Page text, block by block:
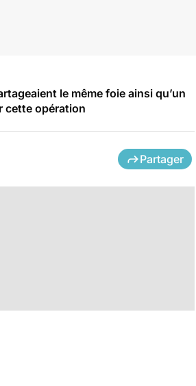
le même foie ainsi qu’un
cette opération
Partager